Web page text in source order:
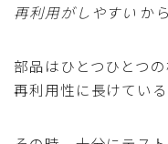
再利用がしやすい か
部品はひとつひとつ
再利用性に長けている